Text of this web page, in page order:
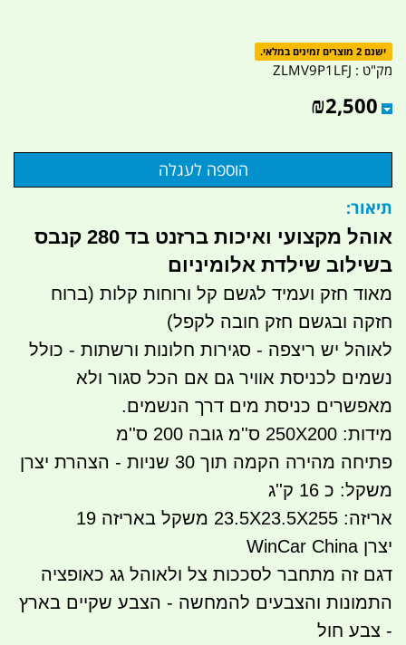
ישנם 2 מוצרים זמינים במלאי.
מק"ט : ZLMV9P1LFJ
₪2,500
תיאור:
אוהל מקצועי ואיכות ברזנט בד 280 קנבס
בשילוב שילדת אלומיניום
מאוד חזק ועמיד לגשם קל ורוחות קלות (ברוח
חזקה ובגשם חזק חובה לקפל)
לאוהל יש ריצפה - סגירות חלונות ורשתות - כולל
נשמים לכניסת אוויר גם אם הכל סגור ולא
מאפשרים כניסת מים דרך הנשמים.
מידות: 250X200 ס''מ גובה 200 ס''מ
פתיחה מהירה הקמה תוך 30 שניות - הצהרת יצרן
משקל: כ 16 ק''ג
אריזה: 23.5X23.5X255 משקל באריזה 19
יצרן WinCar China
דגם זה מתחבר לסככות צל ולאוהל גג כאופציה
התמונות והצבעים להמחשה - הצבע שקיים בארץ
- צבע חול